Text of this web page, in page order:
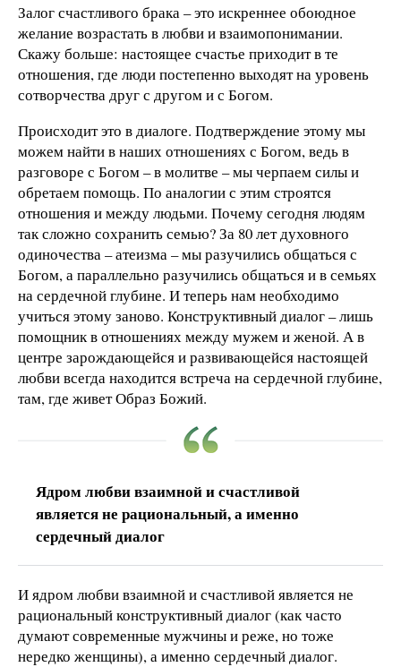
Залог счастливого брака – это искреннее обоюдное
желание возрастать в любви и взаимопонимании.
Скажу больше: настоящее счастье приходит в те
отношения, где люди постепенно выходят на уровень
сотворчества друг с другом и с Богом.
Происходит это в диалоге. Подтверждение этому мы
можем найти в наших отношениях с Богом, ведь в
разговоре с Богом – в молитве – мы черпаем силы и
обретаем помощь. По аналогии с этим строятся
отношения и между людьми. Почему сегодня людям
так сложно сохранить семью? За 80 лет духовного
одиночества – атеизма – мы разучились общаться с
Богом, а параллельно разучились общаться и в семьях
на сердечной глубине. И теперь нам необходимо
учиться этому заново. Конструктивный диалог – лишь
помощник в отношениях между мужем и женой. А в
центре зарождающейся и развивающейся настоящей
любви всегда находится встреча на сердечной глубине,
там, где живет Образ Божий.
Ядром любви взаимной и счастливой
является не рациональный, а именно
сердечный диалог
И ядром любви взаимной и счастливой является не
рациональный конструктивный диалог (как часто
думают современные мужчины и реже, но тоже
нередко женщины), а именно сердечный диалог.